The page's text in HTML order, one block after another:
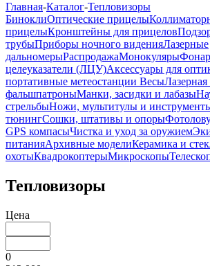
Главная-Каталог-Тепловизоры
БиноклиОптические прицелы
прицелыКронштейны для прицелов
трубыПриборы ночного виденияЛазерные
дальномерыРаспродажаМонокуляры
целеуказатели (ЛЦУ)Аксессуары для
портативные метеостанции Весы
фальшпатроныМанки, засидки и лабазы
стрельбыНожи, мультитулы и
тюнингСошки, штативы и опоры
GPS компасыЧистка и уход за оружием
питанияАрхивные моделиКерамика и
охотыКвадрокоптерыМикроскопы
Тепловизоры
Цена
0